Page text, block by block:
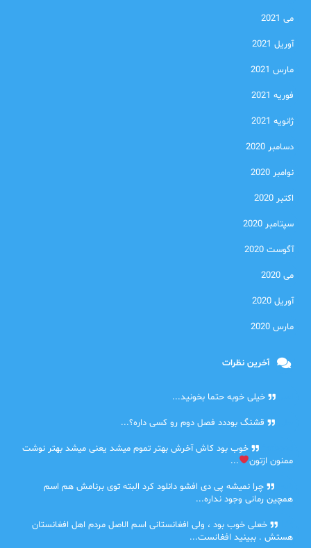
می 2021
آوریل 2021
مارس 2021
فوریه 2021
ژانویه 2021
دسامبر 2020
نوامبر 2020
اکتبر 2020
سپتامبر 2020
آگوست 2020
می 2020
آوریل 2020
مارس 2020
آخرین نظرات
خیلی خوبه حتما بخونید...
قشنگ بوددد فصل دوم رو کسی داره؟...
خوب بود کاش آخرش بهتر تموم میشد یعنی میشد بهتر نوشت
ممنون ازتون
...
چرا نمیشه پی دی افشو دانلود کرد البته توی برنامش هم اسم
همچین رمانی وجود نداره...
خعلی خوب بود ، ولی افغانستانی اسم الاصل مردم اهل افغانستان
هستش . ببینید افغانست...